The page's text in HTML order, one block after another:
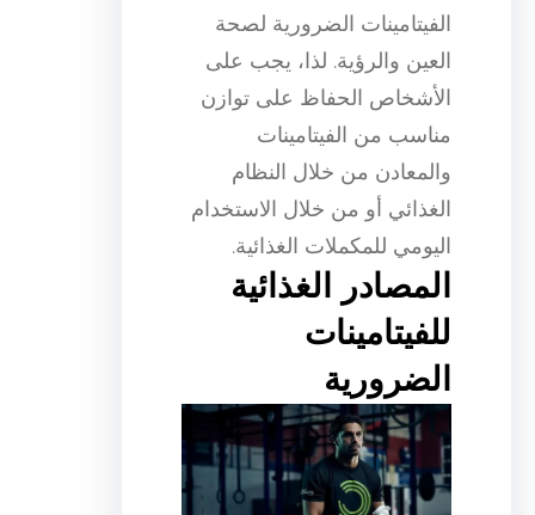
الفيتامينات الضرورية لصحة
العين والرؤية. لذا، يجب على
الأشخاص الحفاظ على توازن
مناسب من الفيتامينات
والمعادن من خلال النظام
الغذائي أو من خلال الاستخدام
اليومي للمكملات الغذائية.
المصادر الغذائية
للفيتامينات
الضرورية